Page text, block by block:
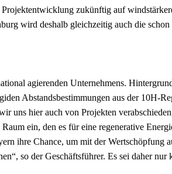
zukünftig auf
wird deshalb gleichzeitig auch die
agierenden Unternehmens.
Abstandsbestimmungen aus der 10H-
uns hier auch von Projekten
ein, den es für eine regenerative
ihre Chance, um mit der Wertschöpfung
so der Geschäftsführer. Es sei daher